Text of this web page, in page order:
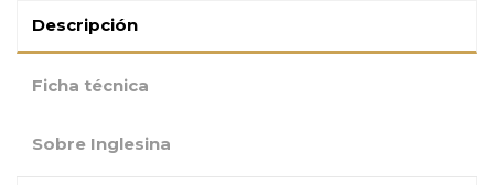
Descripción
Ficha técnica
Sobre Inglesina